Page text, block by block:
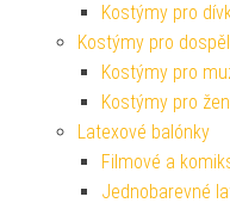
Kostýmy pro
Kostýmy pro
Kostýmy pro
Kostýmy pro
Latexové balónky
Filmové a
Jednobarevné